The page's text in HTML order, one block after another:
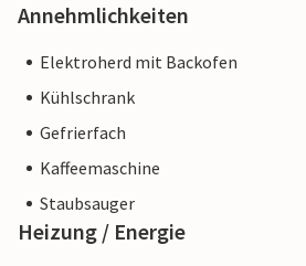
Annehmlichkeiten
Elektroherd mit Backofen
Kühlschrank
Gefrierfach
Kaffeemaschine
Staubsauger
Heizung / Energie